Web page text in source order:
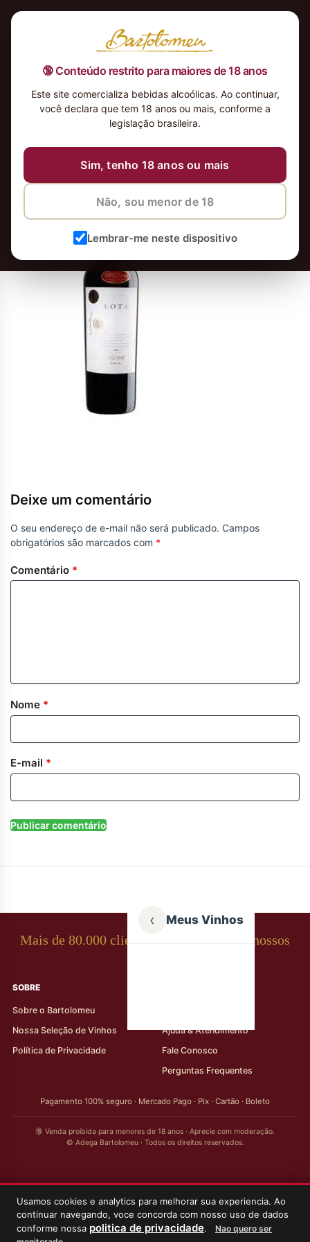
🔞 Conteúdo restrito para maiores de 18 anos
Este site comercializa bebidas alcoólicas. Ao continuar,
você declara que tem 18 anos ou mais, conforme a
legislação brasileira.
Sim, tenho 18 anos ou mais
Não, sou menor de 18
Lembrar-me neste dispositivo
Cousiño Macul Lota 2008 Valle del
Maipo_Vinho Chileno
20 de junho de 2023
Deixe um comentário
O seu endereço de e-mail não será publicado. Campos
obrigatórios são marcados com *
Comentário *
Nome *
E-mail *
Usamos cookies e analytics para melhorar sua experiencia. Ao
continuar navegando, voce concorda com nosso uso de dados
conforme nossa politica de privacidade.
Nao quero ser
‹ Meus Vinhos
Mais de 80.000 clientes apaixonados por nossos
SOBRE
Sobre o Bartolomeu
Nossa Seleção de Vinhos
Política de Privacidade
Ajuda & Atendimento
Fale Conosco
Perguntas Frequentes
Pagamento 100% seguro · Mercado Pago · Pix · Cartão · Boleto
🔞 Venda proibida para menores de 18 anos · Aprecie com moderação.
© Adega Bartolomeu · Todos os direitos reservados.